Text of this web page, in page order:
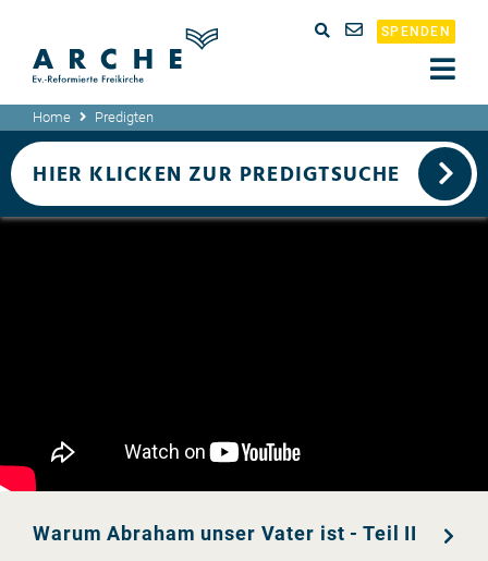
SPENDEN
Home Predigten
Warum Abraham unser Vater ist - Teil II
HIER KLICKEN ZUR PREDIGTSUCHE